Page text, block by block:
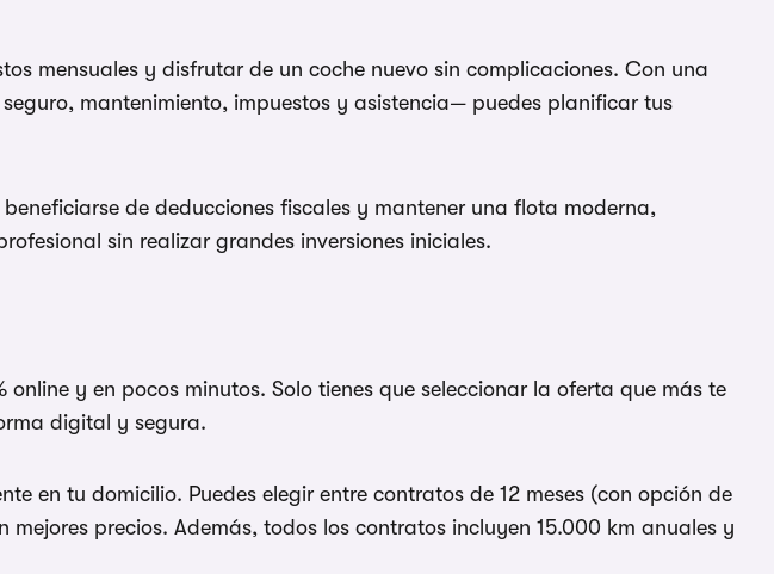
mensuales y disfrutar de un coche nuevo sin complicaciones. Con una
mantenimiento, impuestos y asistencia— puedes planificar tus
de deducciones fiscales y mantener una flota moderna,
sin realizar grandes inversiones iniciales.
y en pocos minutos. Solo tienes que seleccionar la oferta que más te
digital y segura.
en tu domicilio. Puedes elegir entre contratos de 12 meses (con opción de
precios. Además, todos los contratos incluyen 15.000 km anuales y